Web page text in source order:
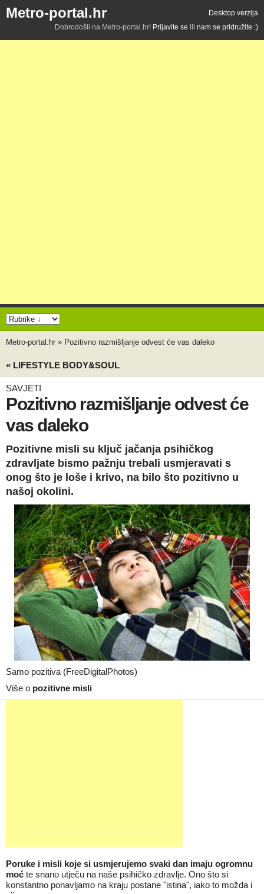
Metro-portal.hr
Desktop verzija
Dobrodošli na Metro-portal.hr! Prijavite se ili nam se pridružite :)
Metro-portal.hr » Pozitivno razmišljanje odvest će vas daleko
« LIFESTYLE BODY&SOUL
SAVJETI
Pozitivno razmišljanje odvest će
vas daleko
Pozitivne misli su ključ jačanja psihičkog
zdravljate bismo pažnju trebali usmjeravati s
onog što je loše i krivo, na bilo što pozitivno u
našoj okolini.
Samo pozitiva (FreeDigitalPhotos)
Više o pozitivne misli
Poruke i misli koje si usmjerujemo svaki dan imaju ogromnu
moć te snano utječu na naše psihičko zdravlje. Ono što si
konstantno ponavljamo na kraju postane "istina", iako to možda i